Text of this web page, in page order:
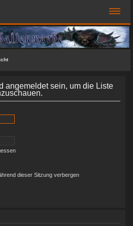
angemeldet sein, um die Liste
dieser Sitzung verbergen